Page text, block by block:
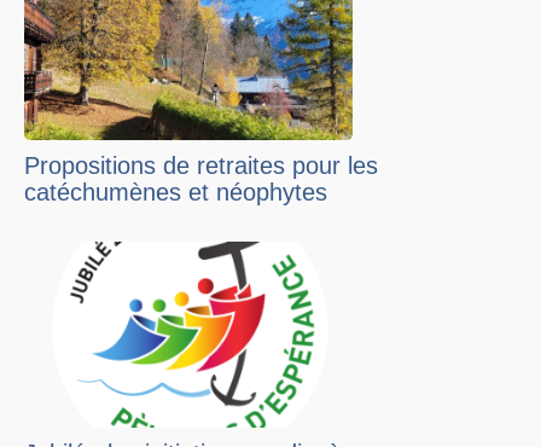
Propositions de retraites pour les
catéchumènes et néophytes